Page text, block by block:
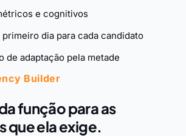
e cognitivos
primeiro dia para cada candidato
de adaptação pela metade
Builder
função para as
que ela exige.